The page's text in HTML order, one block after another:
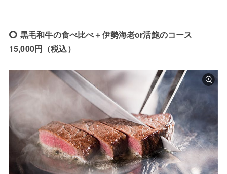
黒毛和牛の食べ比べ＋伊勢海老or活鮑のコース
15,000円（税込）